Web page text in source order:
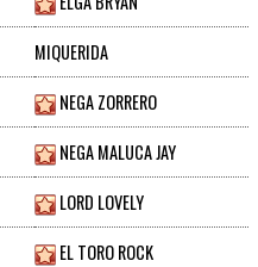
MIQUERIDA
NEGA ZORRERO
NEGA MALUCA JAY
LORD LOVELY
EL TORO ROCK